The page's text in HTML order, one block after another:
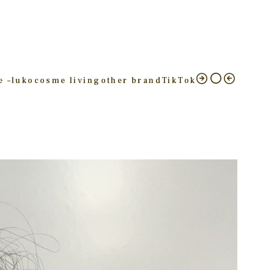
–luko cosme living other brandTikTok